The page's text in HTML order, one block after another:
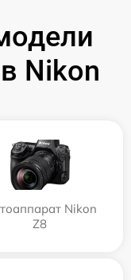
Nikon
Nikon
Z8